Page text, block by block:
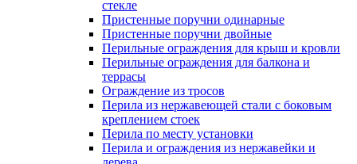
стекле
Пристенные поручни одинарные
Пристенные поручни двойные
Перильные ограждения для крыш и кровли
Перильные ограждения для балкона и
террасы
Ограждение из тросов
Перила из нержавеющей стали с боковым
креплением стоек
Перила по месту установки
Перила и ограждения из нержавейки и